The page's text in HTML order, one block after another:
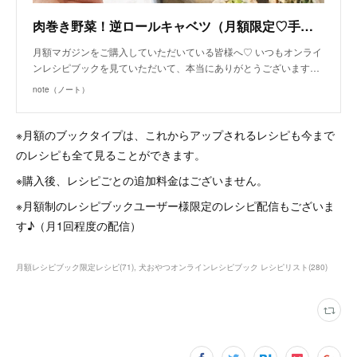
肉巻き野菜！逆ロールキャベツ（月額限定♡手作り犬ごはんレシピ）｜いちかわあやこ（犬ごはん先生）｜note
月額マガジンをご購入していただいている皆様へ♡ いつもオンライ
ンレシピブックを見ていただいて、本当にありがとうございます…
note（ノート）
※月額のブックタイプは、これからアップされるレシピも今まで
のレシピも全て見ることができます。
※購入後、レシピごとの追加料金はございません。
※月額制のレシピブックユーザー様限定のレシピ配信もございま
す♪（月1回程度の配信）
月額レシピブック限定レシピ(71) 犬おやつオンラインレシピブック レシピリスト(280)